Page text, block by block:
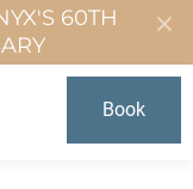
60TH
Book